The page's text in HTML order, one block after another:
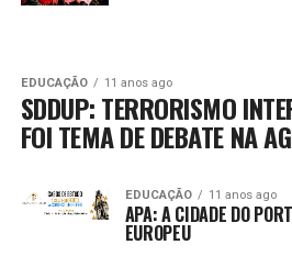
EDUCAÇÃO 11 anos ago
SDDUP: TERRORISMO
FOI TEMA DE DEBATE NA
EDUCAÇÃO 11 anos ago
APA: A CIDADE DO
EUROPEU